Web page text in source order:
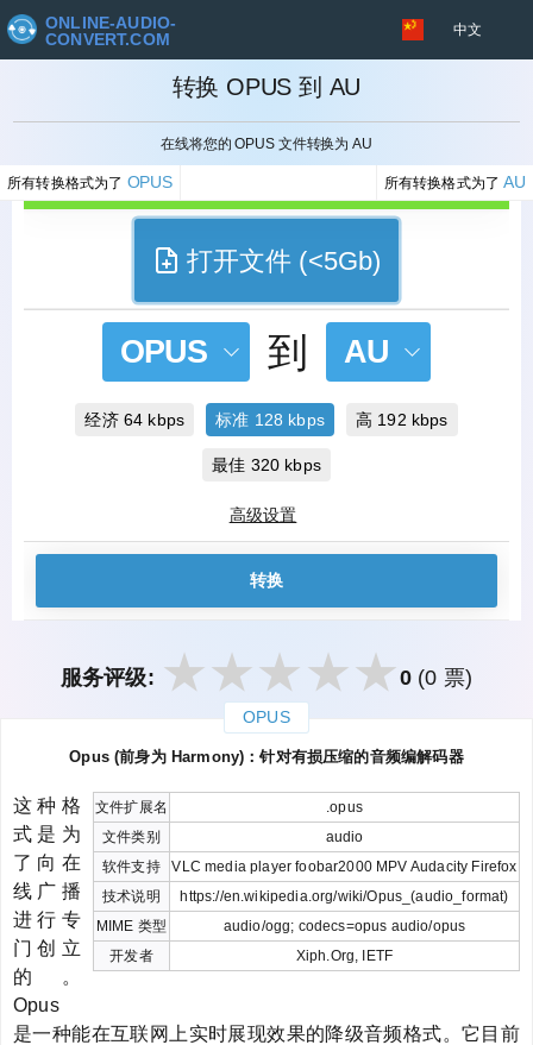
ONLINE-AUDIO-
CONVERT.COM
中文
转换 OPUS 到 AU
在线将您的 OPUS 文件转换为 AU
所有转换格式为了 OPUS 所有转换格式为了AU
取消
打开文件 (<5Gb)
OPUS 到 AU
经济 64 kbps 标准 128 kbps 高 192 kbps
最佳 320 kbps
高级设置
转换
服务评级: 0 (0 票)
OPUS
Opus (前身为 Harmony)：针对有损压缩的音频编解码器
文件扩展名
.opus
文件类别
audio
软件支持
VLC media player foobar2000 MPV Audacity Firefox
技术说明
https://en.wikipedia.org/wiki/Opus_(audio_format)
MIME 类型
audio/ogg; codecs=opus audio/opus
开发者
Xiph.Org, IETF
这种格
式是为
了向在
线广播
进行专
门创立
的。
Opus
是一种能在互联网上实时展现效果的降级音频格式。它目前